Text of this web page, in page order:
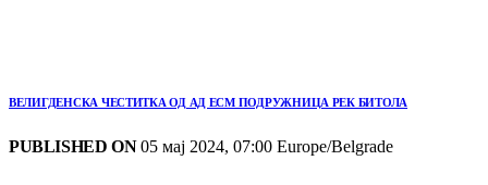
ВЕЛИГДЕНСКА ЧЕСТИТКА ОД АД ЕСМ ПОДРУЖНИЦА РЕК БИТОЛА
PUBLISHED ON05 мај 2024, 07:00 Europe/Belgrade